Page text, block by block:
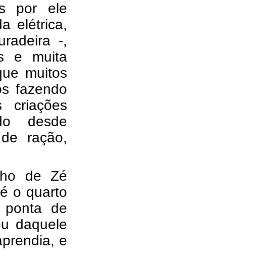
por ele
elétrica,
-,
e muita
muitos
fazendo
criações
desde
ração,
de Zé
o quarto
de
daquele
e